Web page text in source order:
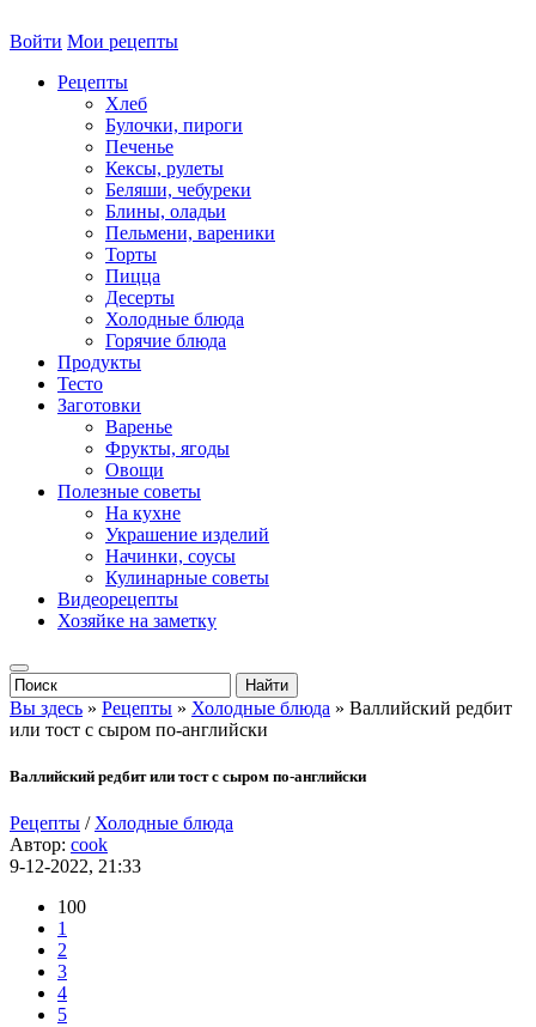
Войти Мои рецепты
Рецепты
Хлеб
Булочки, пироги
Печенье
Кексы, рулеты
Беляши, чебуреки
Блины, оладьи
Пельмени, вареники
Торты
Пицца
Десерты
Холодные блюда
Горячие блюда
Продукты
Тесто
Заготовки
Варенье
Фрукты, ягоды
Овощи
Полезные советы
На кухне
Украшение изделий
Начинки, соусы
Кулинарные советы
Видеорецепты
Хозяйке на заметку
Вы здесь » Рецепты » Холодные блюда » Валлийский редбит
или тост с сыром по-английски
Валлийский редбит или тост с сыром по-английски
Рецепты / Холодные блюда
Автор: cook
9-12-2022, 21:33
100
1
2
3
4
5